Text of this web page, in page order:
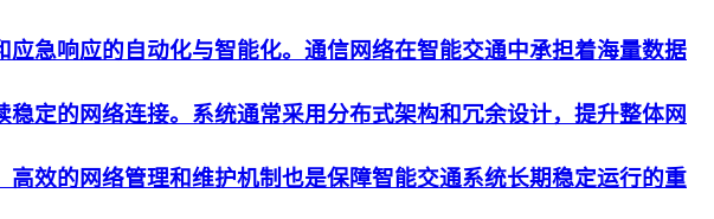
急响应的自动化与智能化。通信网络在智能交通中承担着海量数据
定的网络连接。系统通常采用分布式架构和冗余设计，提升整体网
效的网络管理和维护机制也是保障智能交通系统长期稳定运行的重